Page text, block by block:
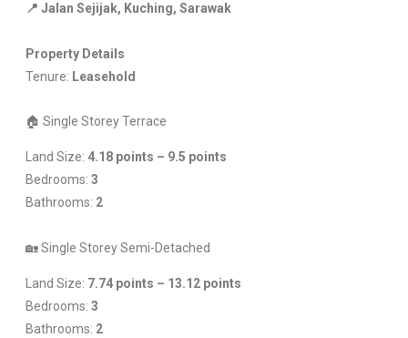
📍 Jalan Sejijak, Kuching, Sarawak
Property Details
Tenure: Leasehold
🏠 Single Storey Terrace
Land Size: 4.18 points – 9.5 points
Bedrooms: 3
Bathrooms: 2
🏡 Single Storey Semi-Detached
Land Size: 7.74 points – 13.12 points
Bedrooms: 3
Bathrooms: 2